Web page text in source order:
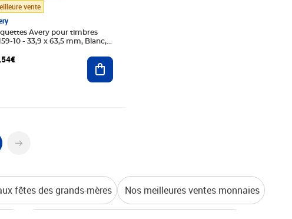
vente
Avery pour timbres
10 - 33,9 x 63,5 mm, Blanc,
Ajouter au panier
fêtes des grands-mères Nos meilleures ventes monnaies